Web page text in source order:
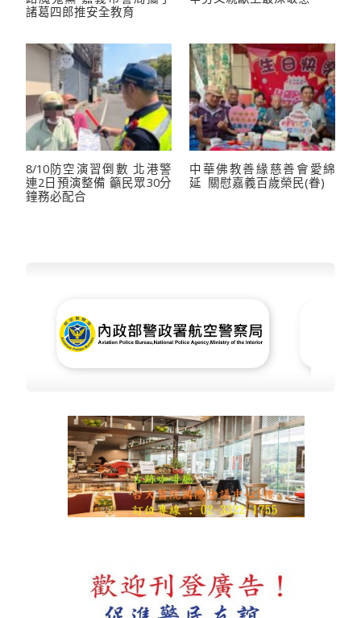
諸葛四郎推安全教育
8/10防空演習倒數 北港警
連2日預演整備 籲民眾30分
鐘務必配合
中華佛教善緣慈善會愛綿
延 關慰嘉義百歲榮民(眷)